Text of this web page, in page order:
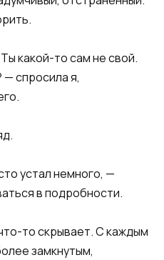
какой-то сам не свой.
спросила я,
устал немного, —
в подробности.​​
то скрывает. С каждым
замкнутым,